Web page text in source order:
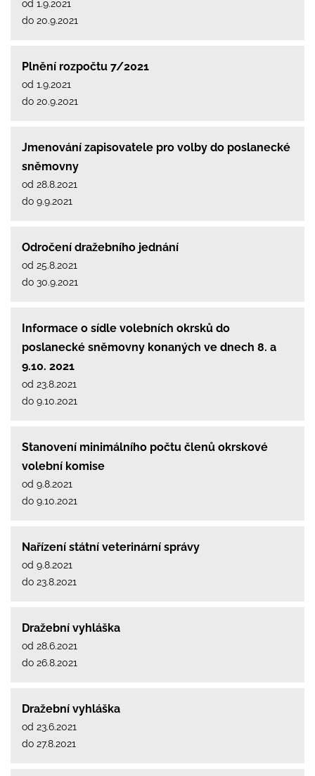
od 1.9.2021
do 20.9.2021
Plnění rozpočtu 7/2021
od 1.9.2021
do 20.9.2021
Jmenování zapisovatele pro volby do poslanecké
sněmovny
od 28.8.2021
do 9.9.2021
Odročení dražebního jednání
od 25.8.2021
do 30.9.2021
Informace o sídle volebních okrsků do
poslanecké sněmovny konaných ve dnech 8. a
9.10. 2021
od 23.8.2021
do 9.10.2021
Stanovení minimálního počtu členů okrskové
volební komise
od 9.8.2021
do 9.10.2021
Nařízení státní veterinární správy
od 9.8.2021
do 23.8.2021
Dražební vyhláška
od 28.6.2021
do 26.8.2021
Dražební vyhláška
od 23.6.2021
do 27.8.2021